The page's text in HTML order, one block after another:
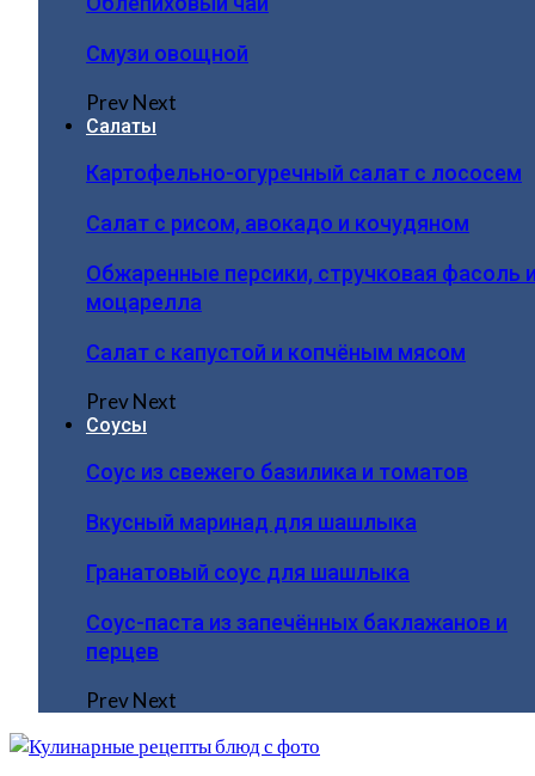
Смузи овощной
PrevNext
Салаты
Картофельно-огуречный салат с лососем
Салат с рисом, авокадо и кочудяном
Обжаренные персики, стручковая фасоль
моцарелла
Салат с капустой и копчёным мясом
PrevNext
Соусы
Соус из свежего базилика и томатов
Вкусный маринад для шашлыка
Гранатовый соус для шашлыка
Соус-паста из запечённых баклажанов и
перцев
PrevNext